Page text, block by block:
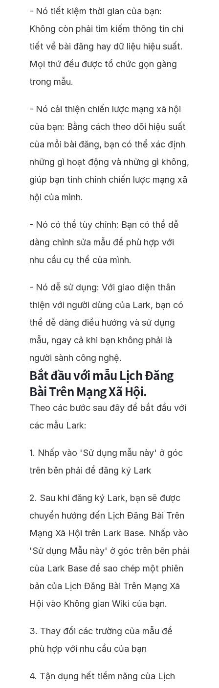
- Nó tiết kiệm thời gian của bạn:
Không còn phải tìm kiếm thông tin chi
tiết về bài đăng hay dữ liệu hiệu suất.
Mọi thứ đều được tổ chức gọn gàng
trong mẫu.
- Nó cải thiện chiến lược mạng xã hội
của bạn: Bằng cách theo dõi hiệu suất
của mỗi bài đăng, bạn có thể xác định
những gì hoạt động và những gì không,
giúp bạn tinh chỉnh chiến lược mạng xã
hội của mình.
- Nó có thể tùy chỉnh: Bạn có thể dễ
dàng chỉnh sửa mẫu để phù hợp với
nhu cầu cụ thể của mình.
- Nó dễ sử dụng: Với giao diện thân
thiện với người dùng của Lark, bạn có
thể dễ dàng điều hướng và sử dụng
mẫu, ngay cả khi bạn không phải là
người sành công nghệ.
Bắt đầu với mẫu Lịch Đăng
Bài Trên Mạng Xã Hội.
Theo các bước sau đây để bắt đầu với
các mẫu Lark:
1. Nhấp vào 'Sử dụng mẫu này' ở góc
trên bên phải để đăng ký Lark
2. Sau khi đăng ký Lark, bạn sẽ được
chuyển hướng đến Lịch Đăng Bài Trên
Mạng Xã Hội trên Lark Base. Nhấp vào
'Sử dụng Mẫu này' ở góc trên bên phải
của Lark Base để sao chép một phiên
bản của Lịch Đăng Bài Trên Mạng Xã
Hội vào Không gian Wiki của bạn.
3. Thay đổi các trường của mẫu để
phù hợp với nhu cầu của bạn
4. Tận dụng hết tiềm năng của Lịch